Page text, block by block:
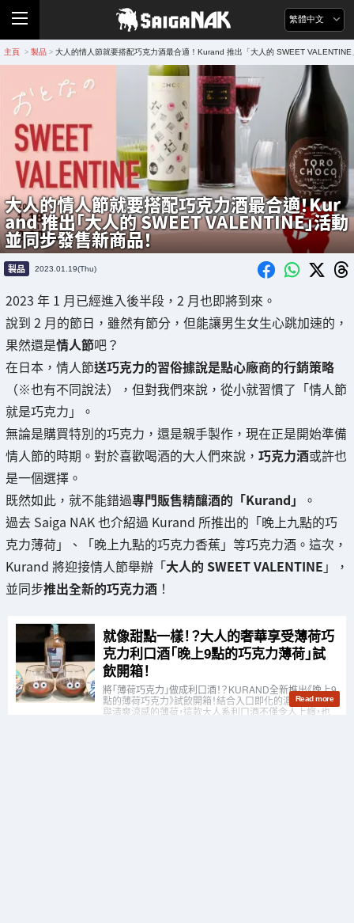
繁體中文
主頁 > 製品 > 大人的情人節就要搭配巧克力酒最合適！Kurand 推出「大人的 SWEET
大人的情人節就要搭配巧克力酒最合適！Kur
and 推出「大人的 SWEET VALENTINE」活動
並同步發售新商品！
製品 2023.01.19(Thu)
2023 年 1 月已經進入後半段，2 月也即將到來。
說到 2 月的節日，雖然有節分，但能讓男生女生心跳加速的，
果然還是情人節吧？
在日本，情人節送巧克力的習俗據說是點心廠商的行銷策略
（※也有不同說法），但對我們來說，從小就習慣了「情人節
就是巧克力」。
無論是購買特別的巧克力，還是親手製作，現在正是開始準備
情人節的時期。對於喜歡喝酒的大人們來說， 巧克力酒或許也
是一個選擇。
既然如此，就不能錯過專門販售精釀酒的「Kurand」
。
過去 Saiga NAK 也介紹過 Kurand 所推出的「晚上九點的巧
克力薄荷」、「晚上九點的巧克力香蕉」等巧克力酒。這次，
Kurand 將迎接情人節舉辦「大人的 SWEET VALENTINE 」，
並同步推出全新的巧克力酒 ！